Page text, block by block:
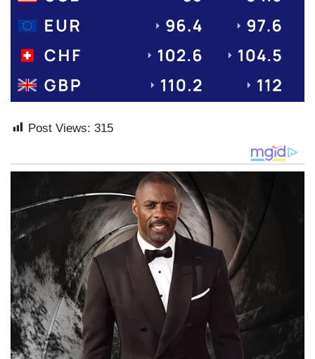
Post Views: 315